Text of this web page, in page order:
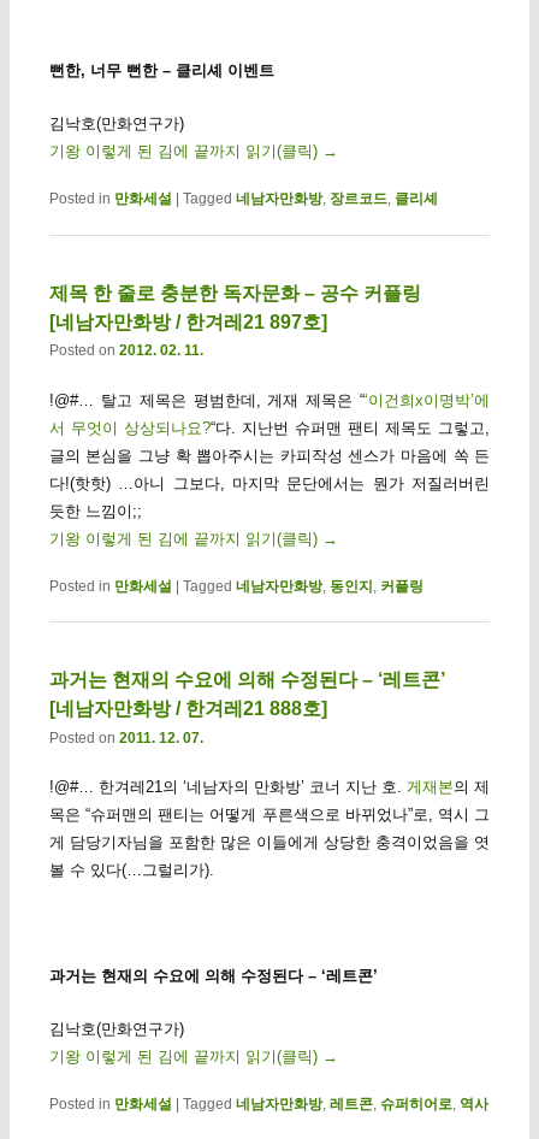
뻔한, 너무 뻔한 – 클리셰 이벤트
김낙호(만화연구가)
기왕 이렇게 된 김에 끝까지 읽기(클릭) →
Posted in 만화세설 Tagged 네남자만화방, 장르코드, 클리셰
제목 한 줄로 충분한 독자문화 – 공수 커플링
[네남자만화방 / 한겨레21 897호]
Posted on 2012. 02. 11.
!@#… 탈고 제목은 평범한데, 게재 제목은 “‘이건희x이명박’에
서 무엇이 상상되나요?“다. 지난번 슈퍼맨 팬티 제목도 그렇고,
글의 본심을 그냥 확 뽑아주시는 카피작성 센스가 마음에 쏙 든
다!(핫핫) …아니 그보다, 마지막 문단에서는 뭔가 저질러버린
듯한 느낌이;;
기왕 이렇게 된 김에 끝까지 읽기(클릭) →
Posted in 만화세설 | Tagged 네남자만화방, 동인지 커플링
과거는 현재의 수요에 의해 수정된다 – ‘레트콘’
[네남자만화방 / 한겨레21 888호]
Posted on 2011. 12. 07.
!@#… 한겨레21의 ‘네남자의 만화방’ 코너 지난 호. 게재본의 제
목은 “슈퍼맨의 팬티는 어떻게 푸른색으로 바뀌었나”로, 역시 그
게 담당기자님을 포함한 많은 이들에게 상당한 충격이었음을 엿
볼 수 있다(…그럴리가).
과거는 현재의 수요에 의해 수정된다 – ‘레트콘’
김낙호(만화연구가)
기왕 이렇게 된 김에 끝까지 읽기(클릭) →
Posted in 만화세설 Tagged 네남자만화방, 레트콘, 슈퍼히어로, 역사